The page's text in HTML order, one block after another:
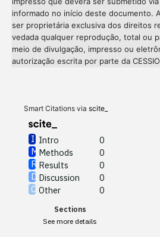
informado no início deste documento. A
ser proprietária exclusiva dos direitos
vedada qualquer reprodução, total ou
meio de divulgação, impresso ou
autorização escrita por parte da
Smart Citations via scite_
Intro
0
Methods
0
Results
0
Discussion
0
Other
0
Sections
See more details